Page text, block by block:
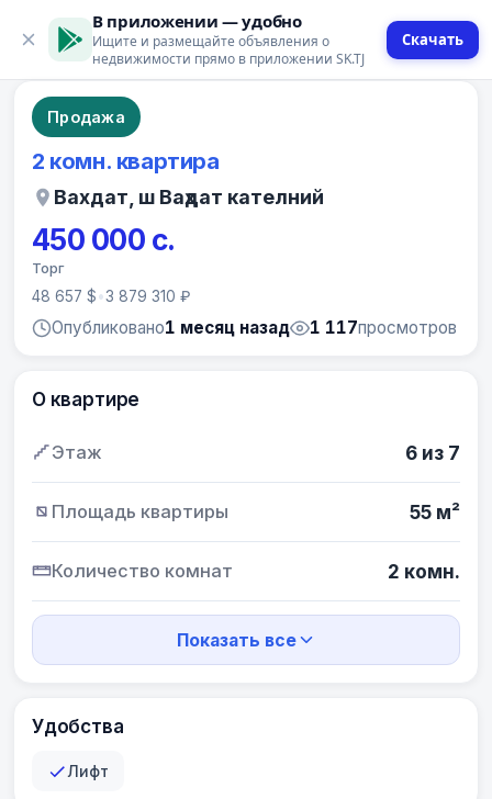
В приложении — удобно
Ищите и размещайте объявления о
недвижимости прямо в приложении SK.TJ
Скачать
9 фото
Продажа
2 комн. квартира
Вахдат, ш Ваҳдат кателний
450 000 с.
Торг
48 657 $•3 879 310 ₽
Опубликовано1 месяц назад 1 117просмотров
О квартире
Этаж 6 из 7
Площадь квартиры 55 м²
Количество комнат 2 комн.
Показать все
Удобства
Лифт